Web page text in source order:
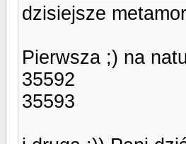
dzisiejsze
Pierwsza ;) na
35592
35593